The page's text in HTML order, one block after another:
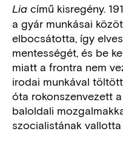
Lia című kisregény.
a gyár munkásai
elbocsátotta, így
mentességét, és be
miatt a frontra nem
irodai munkával
óta rokonszenvezett
baloldali
szocialistának